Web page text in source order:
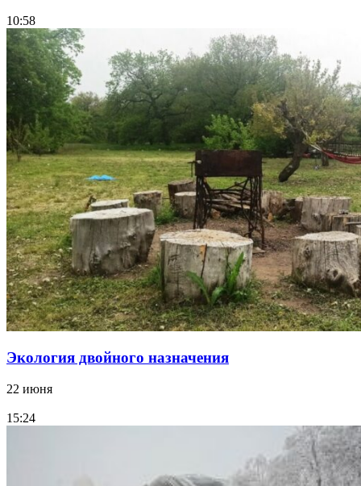
10:58
Экология двойного назначения
22 июня
15:24